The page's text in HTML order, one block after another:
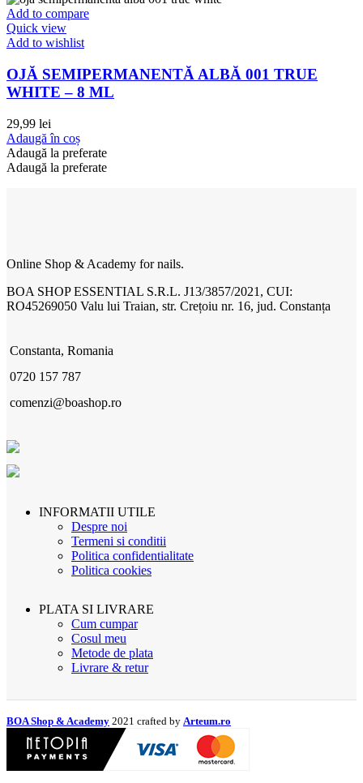
Add to compare
Quick view
Add to wishlist
OJĂ SEMIPERMANENTĂ ALBĂ 001 TRUE
WHITE – 8 ML
29,99 lei
Adaugă în coș
Adaugă la preferate
Adaugă la preferate
Online Shop & Academy for nails.
BOA SHOP ESSENTIAL S.R.L. J13/3857/2021, CUI:
RO45269050 Valu lui Traian, str. Crețoiu nr. 16, jud. Constanța
Constanta, Romania
0720 157 787
comenzi@boashop.ro
INFORMATII UTILE
Despre noi
Termeni si conditii
Politica confidentialitate
Politica cookies
PLATA SI LIVRARE
Cum cumpar
Cosul meu
Metode de plata
Livrare & retur
BOA Shop & Academy 2021 crafted by Arteum.ro